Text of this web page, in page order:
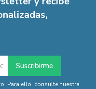
Para ello, consulte nuestra